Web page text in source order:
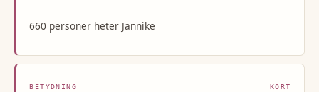
660 personer heter Jannike
BETYDNING KORT